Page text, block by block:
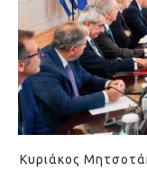
Κυριάκος